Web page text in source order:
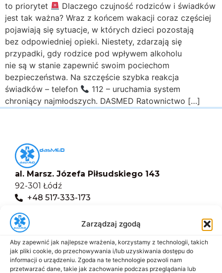
Zarządzaj zgodą
Aby zapewnić jak najlepsze wrażenia, korzystamy z technologii, takich
jak pliki cookie, do przechowywania i/lub uzyskiwania dostępu do
informacji o urządzeniu. Zgoda na te technologie pozwoli nam
przetwarzać dane, takie jak zachowanie podczas przeglądania lub
to priorytet
Dlaczego czujność rodziców i świadków
jest tak ważna? Wraz z końcem wakacji coraz częściej
pojawiają się sytuacje, w których dzieci pozostają
bez odpowiedniej opieki. Niestety, zdarzają się
przypadki, gdy rodzice pod wpływem alkoholu
nie są w stanie zapewnić swoim pociechom
bezpieczeństwa. Na szczęście szybka reakcja
świadków – telefon
112 – uruchamia system
chroniący najmłodszych. DASMED Ratownictwo […]
al. Marsz. Józefa Piłsudskiego 143
92-301 Łódź
+48 517-333-173
biuro@dasmed.pl
Menu
Start
O nas